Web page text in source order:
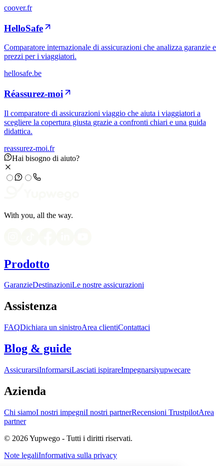
coover.fr
HelloSafe
Comparatore internazionale di assicurazioni che analizza garanzie e
prezzi per i viaggiatori.
hellosafe.be
Réassurez-moi
Il comparatore di assicurazioni viaggio che aiuta i viaggiatori a
scegliere la copertura giusta grazie a confronti chiari e una guida
didattica.
reassurez-moi.fr
Hai bisogno di aiuto?
With you, all the way.
Prodotto
GaranzieDestinazioniLe nostre assicurazioni
Assistenza
FAQDichiara un sinistroArea clientiContattaci
Blog & guide
AssicurarsiInformarsiLasciati ispirareImpegnarsiyupwecare
Azienda
Chi siamoI nostri impegniI nostri partnerRecensioni TrustpilotArea
partner
© 2026 Yupwego - Tutti i diritti riservati.
Note legaliInformativa sulla privacy